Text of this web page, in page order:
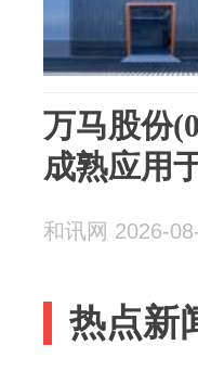
万马股份
成熟应用
和讯网 2026-
热点新